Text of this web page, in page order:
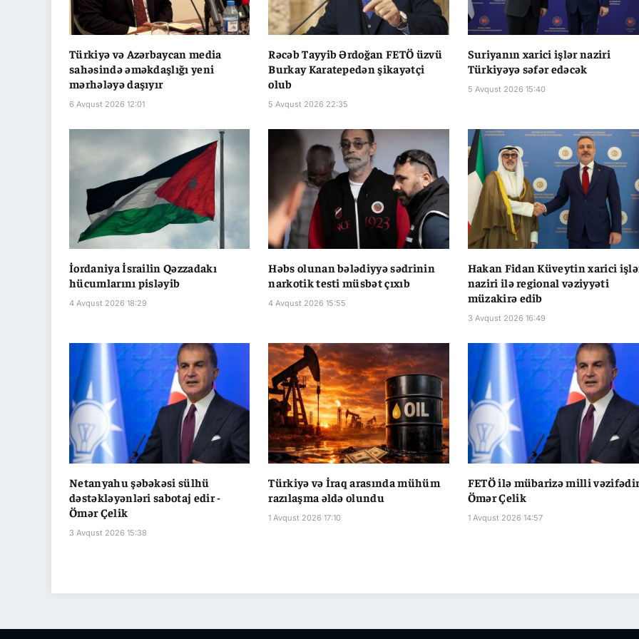
Türkiyə və Azərbaycan media
sahəsində əməkdaşlığı yeni
mərhələyə daşıyır
6 Avqust 2026 12:01
Rəcəb Tayyib Ərdoğan FETÖ üzvü
Burkay Karatepedən şikayətçi
olub
5 Avqust 2026 22:35
Suriyanın xarici işlər naziri
Türkiyəyə səfər edəcək
5 Avqust 2026 15:40
İordaniya İsrailin Qəzzadakı
hücumlarını pisləyib
4 Avqust 2026 18:29
Həbs olunan bələdiyyə sədrinin
narkotik testi müsbət çıxıb
4 Avqust 2026 15:55
Hakan Fidan Küveytin xarici
naziri ilə regional vəziyyəti
müzakirə edib
3 Avqust 2026 16:49
Netanyahu şəbəkəsi sülhü
dəstəkləyənləri sabotaj edir -
Ömər Çelik
3 Avqust 2026 15:38
Türkiyə və İraq arasında mühüm
razılaşma əldə olundu
1 Avqust 2026 17:10
FETÖ ilə mübarizə milli
Ömər Çelik
1 Avqust 2026 14:57